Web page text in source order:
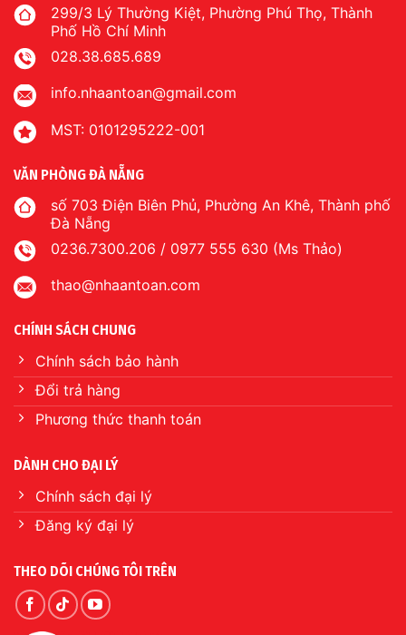
299/3 Lý Thường Kiệt, Phường Phú Thọ, Thành
Phố Hồ Chí Minh
028.38.685.689
info.nhaantoan@gmail.com
MST: 0101295222-001
VĂN PHÒNG ĐÀ NẴNG
số 703 Điện Biên Phủ, Phường An Khê, Thành phố
Đà Nẵng
0236.7300.206 / 0977 555 630 (Ms Thảo)
thao@nhaantoan.com
CHÍNH SÁCH CHUNG
Chính sách bảo hành
Đổi trả hàng
Phương thức thanh toán
DÀNH CHO ĐẠI LÝ
Chính sách đại lý
Đăng ký đại lý
THEO DÕI CHÚNG TÔI TRÊN